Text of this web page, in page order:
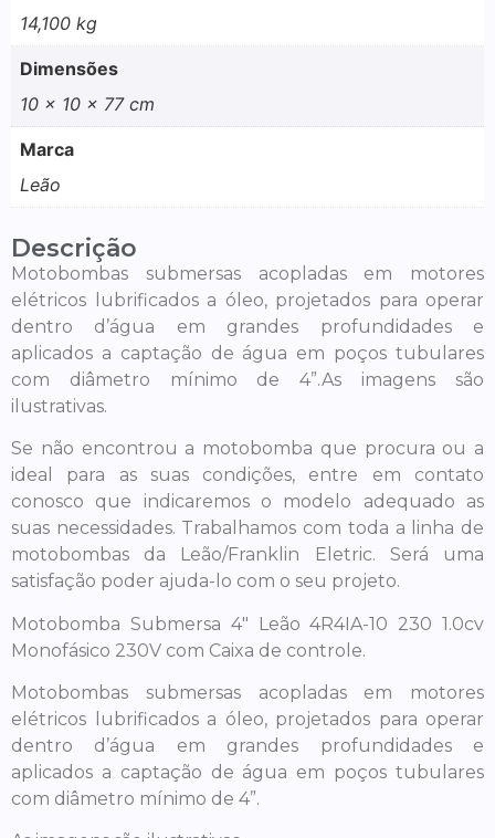
14,100 kg
Dimensões
10 × 10 × 77 cm
Marca
Leão
Descrição
Motobombas submersas acopladas em motores
elétricos lubrificados a óleo, projetados para operar
dentro d’água em grandes profundidades e
aplicados a captação de água em poços tubulares
com diâmetro mínimo de 4”.As imagens são
ilustrativas.
Se não encontrou a motobomba que procura ou a
ideal para as suas condições, entre em contato
conosco que indicaremos o modelo adequado as
suas necessidades. Trabalhamos com toda a linha de
motobombas da Leão/Franklin Eletric. Será uma
satisfação poder ajuda-lo com o seu projeto.
Motobomba Submersa 4″ Leão 4R4IA-10 230 1.0cv
Monofásico 230V com Caixa de controle.
Motobombas submersas acopladas em motores
elétricos lubrificados a óleo, projetados para operar
dentro d’água em grandes profundidades e
aplicados a captação de água em poços tubulares
com diâmetro mínimo de 4”.